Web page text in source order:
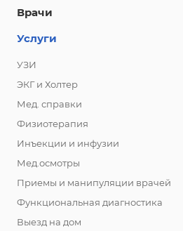
Врачи
Услуги
УЗИ
ЭКГ и Холтер
Мед. справки
Физиотерапия
Инъекции и инфузии
Мед.осмотры
Приемы и манипуляции врачей
Функциональная диагностика
Выезд на дом